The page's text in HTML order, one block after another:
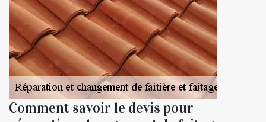
Comment savoir le devis pour